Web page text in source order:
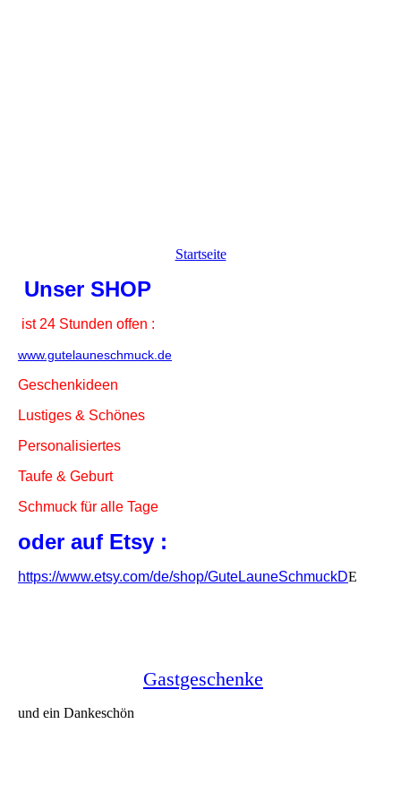
Startseite
Unser SHOP
ist 24 Stunden offen :
www.gutelauneschmuck.de
Geschenkideen
Lustiges & Schönes
Personalisiertes
Taufe & Geburt
Schmuck für alle Tage
oder auf Etsy :
https://www.etsy.com/de/shop/GuteLauneSchmuckDE
Gastgeschenke
und ein Dankeschön